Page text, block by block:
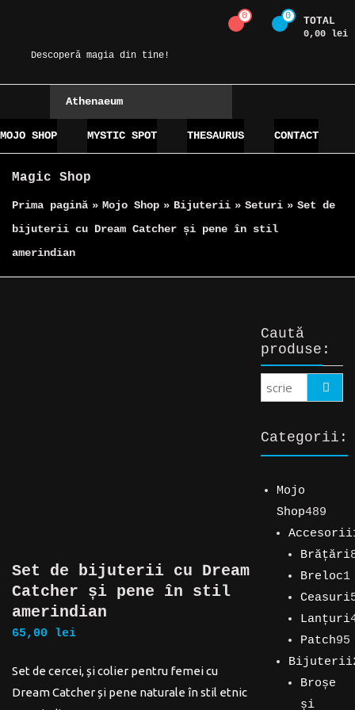
contentDescoperă magia din tine!
0 0 TOTAL
0,00 lei
Athenaeum
MOJO SHOP MYSTIC SPOT THESAURUS CONTACT
Magic Shop
Prima pagină » Mojo Shop » Bijuterii » Seturi » Set de
bijuterii cu Dream Catcher și pene în stil
amerindian
Set de bijuterii cu Dream
Catcher și pene în stil
amerindian
65,00 lei
Set de cercei, și colier pentru femei cu
Dream Catcher și pene naturale în stil etnic
Caută
produse:
Search
Categorii:
Mojo
Shop489489
de
Accesorii
194
de
produse
Brățări
89
de
produse
Breloc1
1
produs
Ceasuri
5
produse
Lanțuri
4
produse
Patch95
95
de
produse
Bijuterii
254
de
Broșe
și